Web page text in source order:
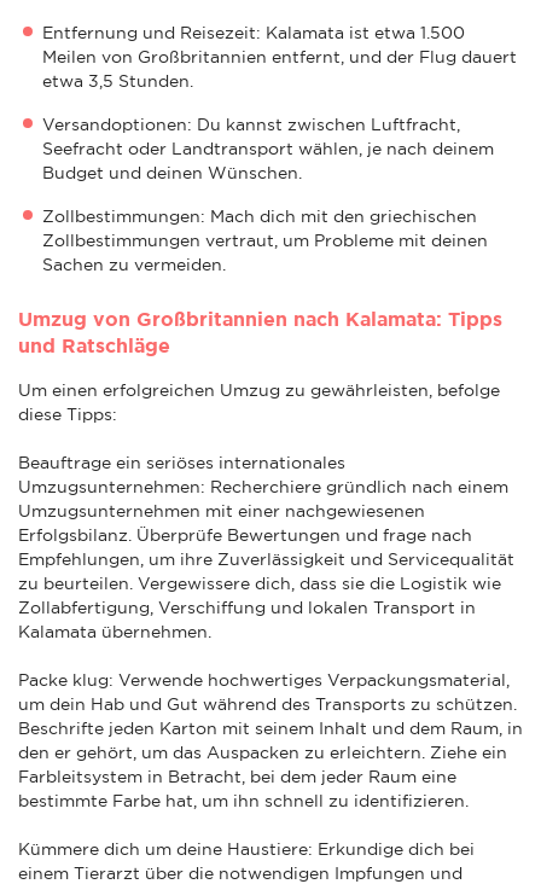
Entfernung und Reisezeit: Kalamata ist etwa 1.500
Meilen von Großbritannien entfernt, und der Flug dauert
etwa 3,5 Stunden.
Versandoptionen: Du kannst zwischen Luftfracht,
Seefracht oder Landtransport wählen, je nach deinem
Budget und deinen Wünschen.
Zollbestimmungen: Mach dich mit den griechischen
Zollbestimmungen vertraut, um Probleme mit deinen
Sachen zu vermeiden.
Umzug von Großbritannien nach Kalamata: Tipps
und Ratschläge
Um einen erfolgreichen Umzug zu gewährleisten, befolge
diese Tipps:
Beauftrage ein seriöses internationales
Umzugsunternehmen: Recherchiere gründlich nach einem
Umzugsunternehmen mit einer nachgewiesenen
Erfolgsbilanz. Überprüfe Bewertungen und frage nach
Empfehlungen, um ihre Zuverlässigkeit und Servicequalität
zu beurteilen. Vergewissere dich, dass sie die Logistik wie
Zollabfertigung, Verschiffung und lokalen Transport in
Kalamata übernehmen.
Packe klug: Verwende hochwertiges Verpackungsmaterial,
um dein Hab und Gut während des Transports zu schützen.
Beschrifte jeden Karton mit seinem Inhalt und dem Raum, in
den er gehört, um das Auspacken zu erleichtern. Ziehe ein
Farbleitsystem in Betracht, bei dem jeder Raum eine
bestimmte Farbe hat, um ihn schnell zu identifizieren.
Kümmere dich um deine Haustiere: Erkundige dich bei
einem Tierarzt über die notwendigen Impfungen und